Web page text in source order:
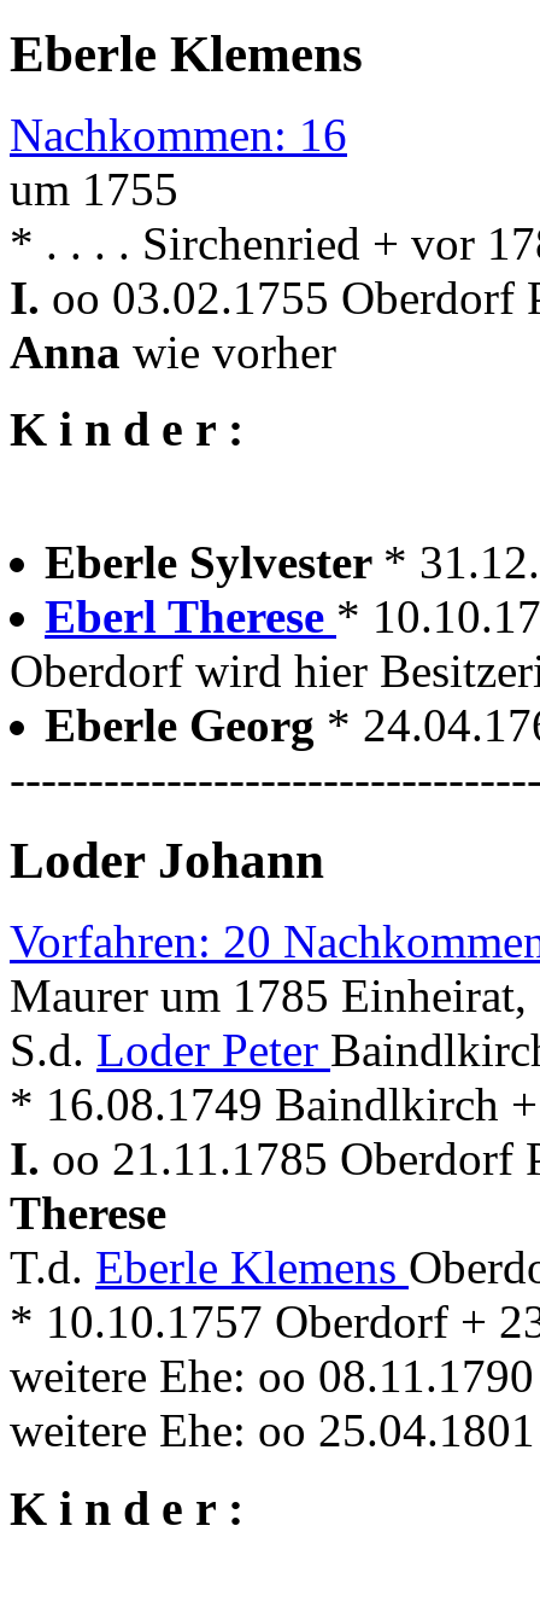
Eberle Klemens
Nachkommen: 16
um 1755
* . . . . Sirchenried + vor
I. oo 03.02.1755 Oberdorf
Anna wie vorher
K i n d e r :
Eberle Sylvester *
Eberl Therese *
Oberdorf wird hier
Eberle Georg *
Loder Johann
Vorfahren: 20
Maurer um 1785 Einheirat,
S.d. Loder Peter
* 16.08.1749 Baindlkirch
I. oo 21.11.1785 Oberdorf
Therese
T.d. Eberle Klemens
* 10.10.1757 Oberdorf +
weitere Ehe: oo
weitere Ehe: oo
K i n d e r :